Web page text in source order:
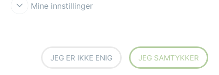
Mine innstillinger
JEG ER IKKE ENIG JEG SAMTYKKER